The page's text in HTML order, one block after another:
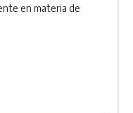
en materia de